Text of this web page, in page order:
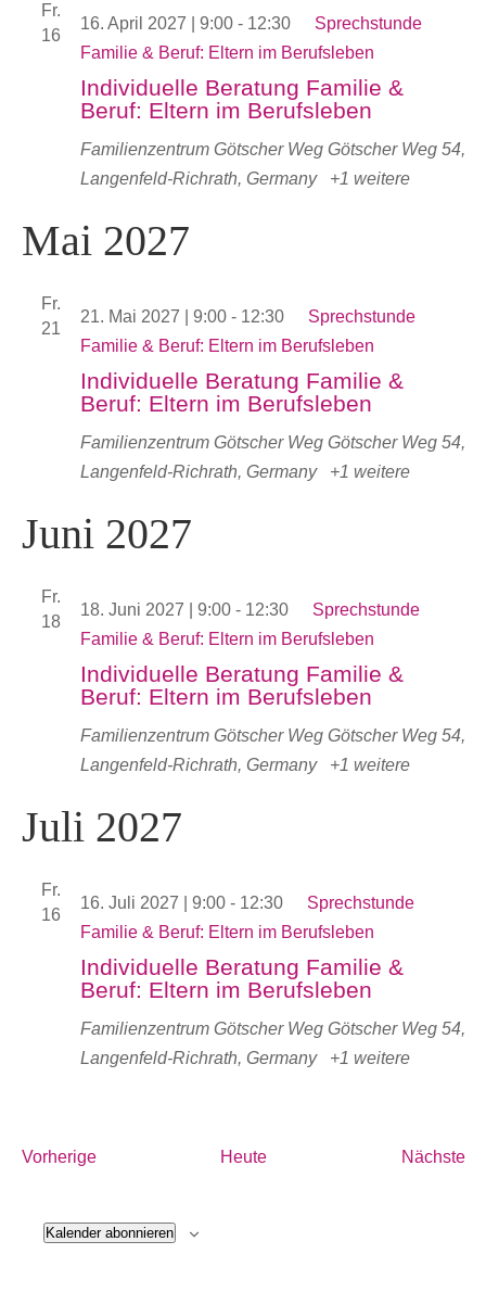
Fr.
16
Individuelle Beratung Familie &
Beruf: Eltern im Berufsleben
16. April 2027 | 9:00- 12:30
Sprechstunde
Familie & Beruf: Eltern im Berufsleben
Familienzentrum Götscher Weg Götscher Weg 54,
Langenfeld-Richrath, Germany
+1 weitere
Mai 2027
Fr.
21
Individuelle Beratung Familie &
Beruf: Eltern im Berufsleben
21. Mai 2027 | 9:00- 12:30
Sprechstunde
Familie & Beruf: Eltern im Berufsleben
Familienzentrum Götscher Weg Götscher Weg 54,
Langenfeld-Richrath, Germany
+1 weitere
Juni 2027
Fr.
18
Individuelle Beratung Familie &
Beruf: Eltern im Berufsleben
18. Juni 2027 | 9:00- 12:30
Sprechstunde
Familie & Beruf: Eltern im Berufsleben
Familienzentrum Götscher Weg Götscher Weg 54,
Langenfeld-Richrath, Germany
+1 weitere
Juli 2027
Fr.
16
Individuelle Beratung Familie &
Beruf: Eltern im Berufsleben
16. Juli 2027 | 9:00- 12:30
Sprechstunde
Familie & Beruf: Eltern im Berufsleben
Familienzentrum Götscher Weg Götscher Weg 54,
Langenfeld-Richrath, Germany
+1 weitere
VorherigeVeranstaltungen Heute Nächste
Kalender abonnieren